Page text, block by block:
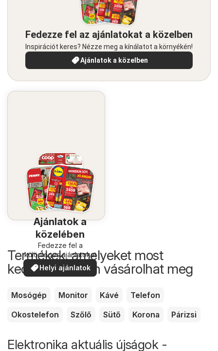
Fedezze fel az ajánlatokat a közelben
Inspirációt keres? Nézze meg a kínálatot a környékén!
Ajánlatok a közelben
Ajánlatok a
közelében
Fedezze fel a
különleges ajánlatokat
Helyi ajánlatok
Termékek, amelyeket most
kedvezőbb áron vásárolhat meg
Mosógép Monitor Kávé
Telefon
Okostelefon
Szőlő Sütő Korona Párizsi
Elektronika aktuális újságok -